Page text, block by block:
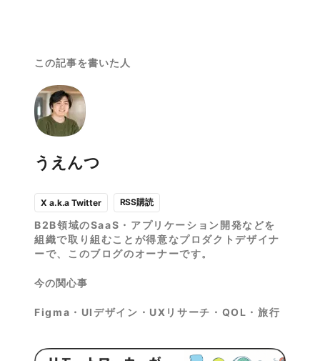
この記事を書いた人
うえんつ
X a.k.a Twitter RSS購読
B2B領域のSaaS・アプリケーション開発などを
組織で取り組むことが得意なプロダクトデザイナ
ーで、このブログのオーナーです。
今の関心事
Figma・UIデザイン・UXリサーチ・QOL・旅行